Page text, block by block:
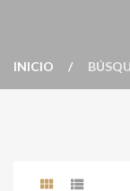
INICIO